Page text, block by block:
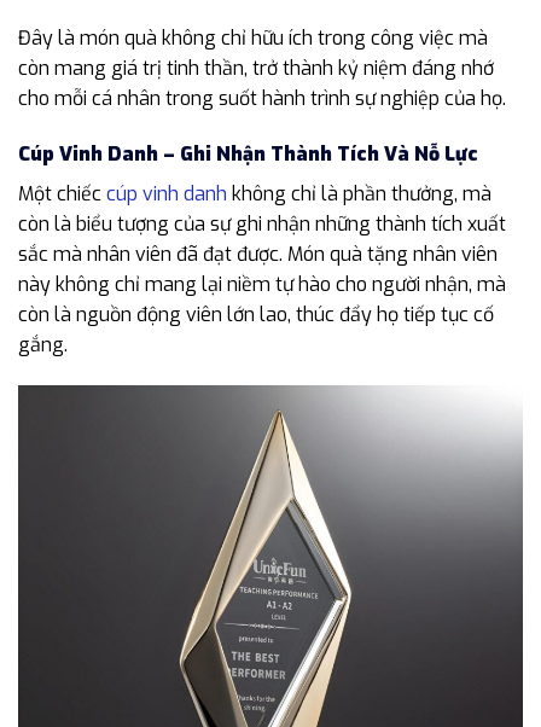
Đây là món quà không chỉ hữu ích trong công việc mà
còn mang giá trị tinh thần, trở thành kỷ niệm đáng nhớ
cho mỗi cá nhân trong suốt hành trình sự nghiệp của họ.
Cúp Vinh Danh – Ghi Nhận Thành Tích Và Nỗ Lực
Một chiếccúp vinh danh không chỉ là phần thưởng, mà
còn là biểu tượng của sự ghi nhận những thành tích xuất
sắc mà nhân viên đã đạt được. Món quà tặng nhân viên
này không chỉ mang lại niềm tự hào cho người nhận, mà
còn là nguồn động viên lớn lao, thúc đẩy họ tiếp tục cố
gắng.